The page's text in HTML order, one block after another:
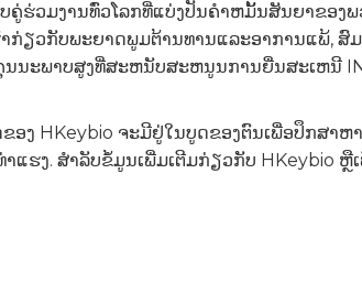
ຄູ່ຮ່ວມງານທົ່ວໂລກທີ່ແບ່ງປັນຄໍາຫມັ້ນສັນຍາຂອ
າກ່ຽວກັບພະຍາດພູມຕ້ານທານແລະອາການແພ້
ນະພາບສູງທີ່ສະຫນັບສະຫນູນການຍື່ນສະເຫນີ
ງ HKeybio ຈະມີຢູ່ໃນບູດຂອງຕົນເພື່ອປຶກສາ
ງ. ສໍາ​ລັບ​ຂໍ້​ມູນ​ເພີ່ມ​ເຕີມ​ກ່ຽວ​ກັບ HKeybio ຫຼື​